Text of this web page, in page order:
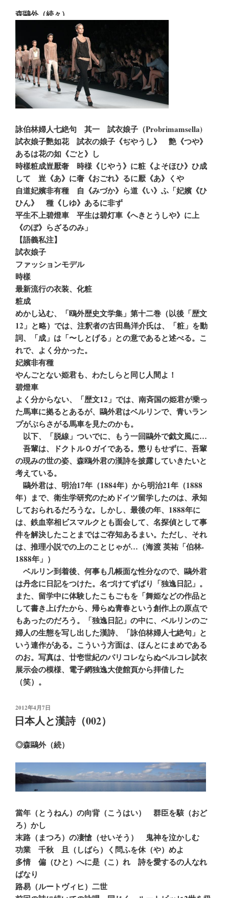
森鷗外（続々）
詠伯林婦人七絶句 其一 試衣娘子（Probrimamsella)
試衣娘子艷如花 試衣の娘子《ぢやうし》 艶《つや》
あるは花の如《ごと》し
時樣粧成豈厭奢 時様《じやう》に粧《よそほひ》ひ成
して 豈《あ》に奢《おごれ》るに厭《あ》くや
自道妃嬪非有種 自《みづか》ら道《い》ふ「妃嬪《ひ
ひん》 種《しゆ》あるに非ず
平生不上碧燈車 平生は碧灯車《へきとうしや》に上
《のぼ》らざるのみ」
【語義私注】
試衣娘子
ファッションモデル
時樣
最新流行の衣装、化粧
粧成
めかし込む、「鴎外歴史文学集」第十二巻（以後「歴文
12」と略）では、注釈者の古田島洋介氏は、「粧」を動
詞、「成」は「〜しとげる」との意であると述べる。こ
れで、よく分かった。
妃嬪非有種
やんごとない姫君も、わたしらと同じ人間よ！
碧燈車
よく分からない、「歴文12」では、南斉国の姫君が乗っ
た馬車に拠るとあるが、鷗外君はベルリンで、青いラン
プがぶらさがる馬車を見たのかも。
以下、「脱線」ついでに、もう一回鷗外で戯文風に…
吾輩は、ドクトルＯガイである。懲りもせずに、吾輩
の現みの世の姿、森鴎外君の漢詩を披露していきたいと
考えている。
鷗外君は、明治17年（1884年）から明治21年（1888
年）まで、衛生学研究のためドイツ留学したのは、承知
しておられるだろうな。しかし、最後の年、1888年に
は、鉄血宰相ビスマルクとも面会して、名探偵として事
件を解決したことまではご存知あるまい。ただし、それ
は、推理小説での上のことじゃが…（海渡 英祐「伯林‐
1888年」）
ベルリン到着後、何事も几帳面な性分なので、鷗外君
は丹念に日記をつけた。名づけてずばり「独逸日記」。
また、留学中に体験したこもごもを「舞姫などの作品と
して書き上げたから、帰らぬ青春という創作上の原点で
もあったのだろう。「独逸日記」の中に、ベルリンのご
婦人の生態を写し出した漢詩、「詠伯林婦人七絶句」と
いう連作がある。こういう方面は、ほんとにまめである
のお。写真は、廿壱世紀のパリコレならぬベルコレ試衣
展示会の模様、電子網独逸大使館頁から拝借した
（笑）。
投
稿
日:
2012年4月7日
日本人と漢詩（002）
◎森鷗外（続）
當年（とうねん）の向背（こうはい） 群臣を駭（おど
ろ）かし
末路（まつろ）の凄愴（せいそう） 鬼神を泣かしむ
功業 千秋 且（しばら）く問ふを休（や）めよ
多情 偏（ひと）へに是（こ）れ 詩を愛するの人なれ
ばなり
路易（ルートヴィヒ）二世